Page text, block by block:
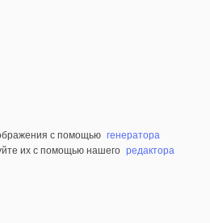
с помощью генератора
их с помощью нашего редактора